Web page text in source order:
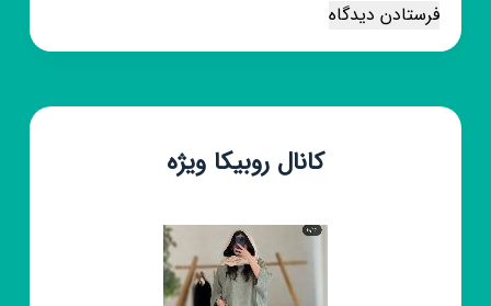
فرستادن دیدگاه
کانال روبیکا ویژه